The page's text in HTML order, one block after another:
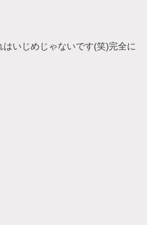
はいじめじゃないです(笑)完全に